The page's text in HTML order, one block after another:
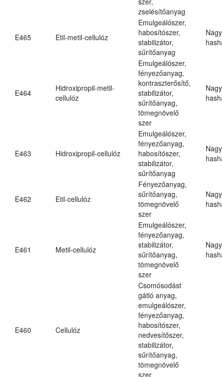
zselésítőanyag
E465 Etil-metil-cellulóz
Emulgeálószer,
habosítószer,
stabilizátor,
sűrítőanyag
E464
Hidroxipropil-metil-
cellulóz
Emulgeálószer,
fényezőanyag,
kontraszterősítő,
stabilizátor,
sűrítőanyag,
tömegnövelő
szer
E463 Hidroxipropil-cellulóz
Emulgeálószer,
fényezőanyag,
habosítószer,
stabilizátor,
sűrítőanyag
E462 Etil-cellulóz
Fényezőanyag,
sűrítőanyag,
tömegnövelő
szer
E461 Metil-cellulóz
Emulgeálószer,
fényezőanyag,
stabilizátor,
sűrítőanyag,
tömegnövelő
szer
E460 Cellulóz
Csomósodást
gátló anyag,
emulgeálószer,
fényezőanyag,
habosítószer,
nedvesítőszer,
stabilizátor,
sűrítőanyag,
tömegnövelő
szer